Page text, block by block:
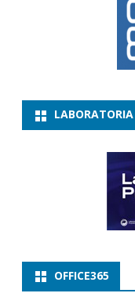
OFFICE365